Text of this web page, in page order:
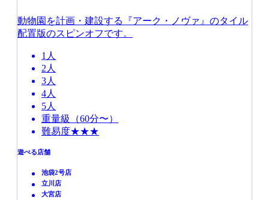
動物園を計画・建設する『アーク・ノヴァ』のタイル
配置版のスピンオフです。
1人
2人
3人
4人
5人
重量級（60分〜）
難易度★★★
遊べる店舗
池袋2号店
立川店
大宮店